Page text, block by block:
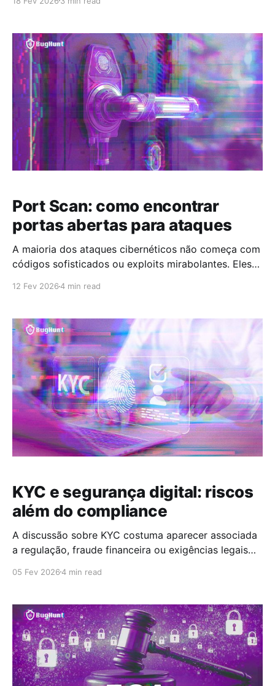
acessíveis, mas continuam ali - diretórios
ou serviços mal documentados. Tornar visível esse
“lado oculto” de sistemas e aplicações é um passo
essencial
Port Scan: como encontrar
portas abertas para ataques
A maioria dos ataques cibernéticos não começa com
códigos sofisticados ou exploits mirabolantes. Eles
estão rodando e onde pode existir uma brecha. É
exatamente aí que entra o port
12 Fev 20264 min read
KYC e segurança digital: riscos
além do compliance
A discussão sobre KYC costuma aparecer associada
a regulação, fraude financeira ou exigências legais
embora correto, é limitado. Em um ambiente digital
e dados pessoais se tornaram ativos sensíveis, o KYC
passou a ocupar um
05 Fev 20264 min read